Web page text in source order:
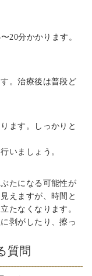
20分かかります。
。治療後は普段ど
ます。しっかりと
いましょう。
たになる可能性が
えますが、時間と
たなくなります。
剥がしたり、擦っ
質問